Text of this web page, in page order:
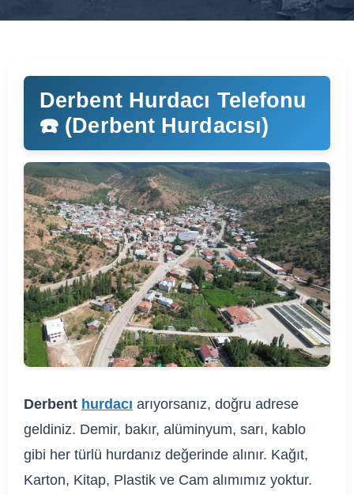
Derbent Hurdacı Telefonu
☎️ (Derbent Hurdacısı)
Derbent hurdacı arıyorsanız, doğru adrese
geldiniz. Demir, bakır, alüminyum, sarı, kablo
gibi her türlü hurdanız değerinde alınır. Kağıt,
Karton, Kitap, Plastik ve Cam alımımız yoktur.